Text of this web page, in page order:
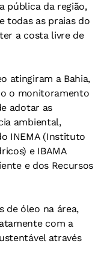
pública da região,
todas as praias do
a costa livre de
atingiram a Bahia,
o monitoramento
adotar as
ambiental,
INEMA (Instituto
e IBAMA
e dos Recursos
de óleo na área,
com a
através